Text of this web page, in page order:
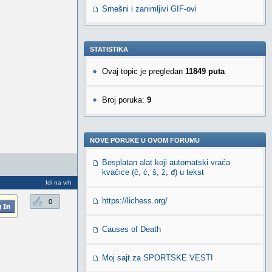
Idi na vrh
0
Smešni i zanimljivi GIF-ovi
STATISTIKA
Ovaj topic je pregledan 11849 puta
Broj poruka: 9
NOVE PORUKE U OVOM FORUMU
Besplatan alat koji automatski vraća
kvačice (č, ć, š, ž, đ) u tekst
https://lichess.org/
Causes of Death
Moj sajt za SPORTSKE VESTI